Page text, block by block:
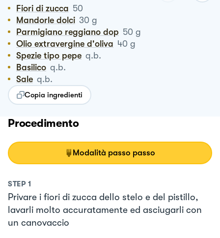
Fiori di zucca 50
Mandorle dolci 30 g
Parmigiano reggiano dop 50 g
Olio extravergine d'oliva 40 g
Spezie tipo pepe q.b.
Basilico q.b.
Sale q.b.
Copia ingredienti
Procedimento
Modalità passo passo
STEP 1
Privare i fiori di zucca dello stelo e del pistillo,
lavarli molto accuratamente ed asciugarli con
un canovaccio